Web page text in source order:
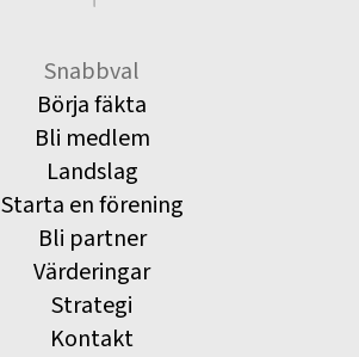
Snabbval
Börja fäkta
Bli medlem
Landslag
Starta en förening
Bli partner
Värderingar
Strategi
Kontakt